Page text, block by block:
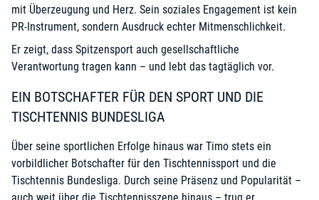
mit Überzeugung und Herz. Sein soziales Engagement ist kein
PR-Instrument, sondern Ausdruck echter Mitmenschlichkeit.
Er zeigt, dass Spitzensport auch gesellschaftliche
Verantwortung tragen kann – und lebt das tagtäglich vor.
EIN BOTSCHAFTER FÜR DEN SPORT UND DIE
TISCHTENNIS BUNDESLIGA
Über seine sportlichen Erfolge hinaus war Timo stets ein
vorbildlicher Botschafter für den Tischtennissport und die
Tischtennis Bundesliga. Durch seine Präsenz und Popularität –